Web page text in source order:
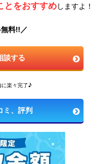
とをおすすめしますよ！
料!!／
談する
に楽々完了♪
ミ、評判